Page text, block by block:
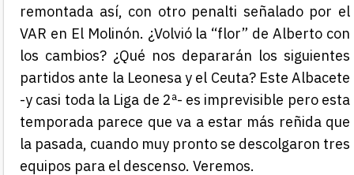
remontada así, con otro penalti señalado por el
VAR en El Molinón. ¿Volvió la “flor” de Alberto con
los cambios? ¿Qué nos depararán los siguientes
partidos ante la Leonesa y el Ceuta? Este Albacete
-y casi toda la Liga de 2ª- es imprevisible pero esta
temporada parece que va a estar más reñida que
la pasada, cuando muy pronto se descolgaron tres
equipos para el descenso. Veremos.